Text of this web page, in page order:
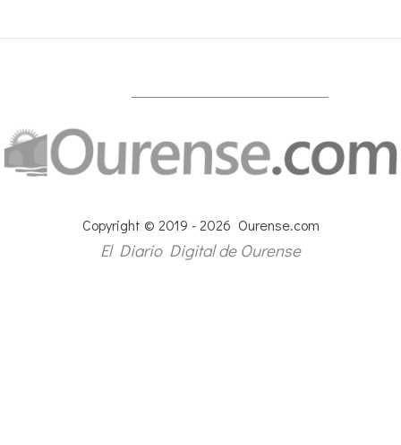
Copyright © 2019 - 2026 Ourense.com
El Diario Digital de Ourense